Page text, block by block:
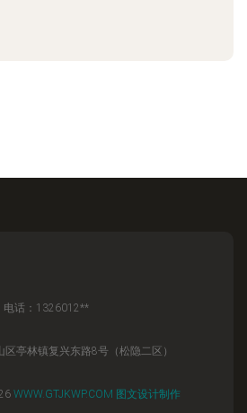
电话：1326012**
亭林镇复兴东路8号（松隐二区）
WWW.GTJKWP.COM 图文设计制作